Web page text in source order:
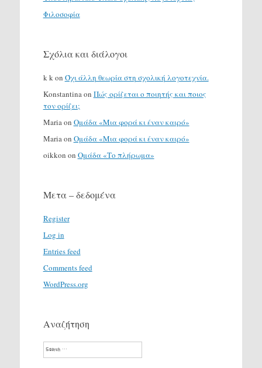
Φιλοσοφία
Σχόλια και διάλογοι
k k on Όχι άλλη θεωρία στη σχολική λογοτεχνία.
Konstantina on Πώς ορίζεται ο ποιητής και ποιος
τον ορίζει;
Maria on Ομάδα «Μια φορά κι έναν καιρό»
Maria on Ομάδα «Μια φορά κι έναν καιρό»
oikkon on Ομάδα «Το πλήρωμα»
Μετα – δεδομένα
Register
Log in
Entries feed
Comments feed
WordPress.org
Αναζήτηση
Search